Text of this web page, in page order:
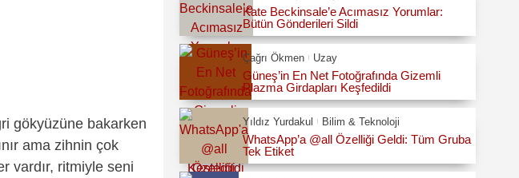
gökyüzüne bakarken
ama zihnin çok
vardır, ritmiyle seni
Kate Beckinsale’e Acımasız Yorumlar:
Bütün Gönderileri Sildi
Çağrı Ökmen Uzay
Güneş’in En Net Fotoğrafında Gizemli
Plazma Girdapları Keşfedildi
Yıldız Yurdakul Bilim & Teknoloji
WhatsApp’a @all Özelliği Geldi: Tüm Gruba
Tek Etiket